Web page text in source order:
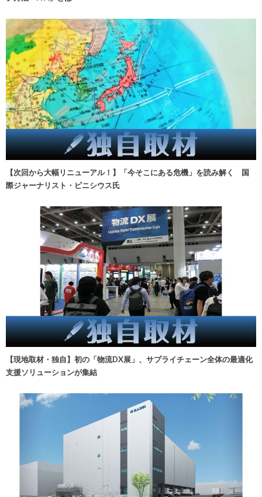
【次回から大幅リニューアル！】「今そこにある危機」を読み解く 国
際ジャーナリスト・ビニシウス氏
【現地取材・独自】初の「物流DX展」、サプライチェーン全体の最適化
支援ソリューションが集結